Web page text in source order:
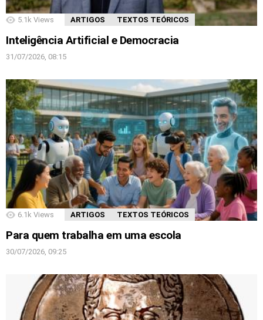
5.1k Views ARTIGOS TEXTOS TEÓRICOS
Inteligência Artificial e Democracia
31/07/2026, 08:15
6.1k Views ARTIGOS TEXTOS TEÓRICOS
Para quem trabalha em uma escola
30/07/2026, 09:25